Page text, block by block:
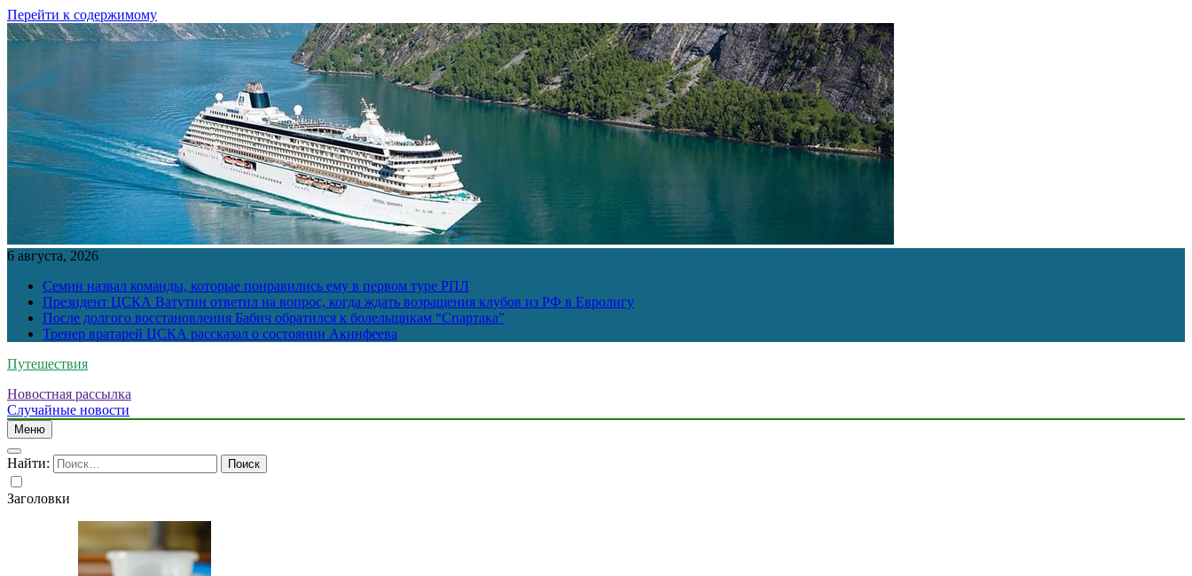
Перейти к содержимому
6 августа, 2026
Семин назвал команды, которые понравились ему в первом туре РПЛ
Президент ЦСКА Ватутин ответил на вопрос, когда ждать возращения клубов из РФ в Евролигу
После долгого восстановления Бабич обратился к болельщикам “Спартака”
Тренер вратарей ЦСКА рассказал о состоянии Акинфеева
Путешествия
Новостная рассылка
Случайные новости
Меню
Найти:
Заголовки